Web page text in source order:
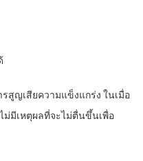
สูญเสียความแข็งแกร่ง ในเมื่อ
ม่มีเหตุผลที่จะไม่ตื่นขึ้นเพื่อ